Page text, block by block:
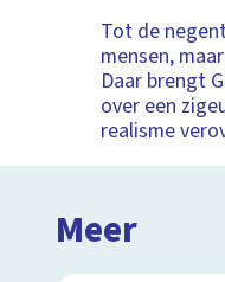
Tot de
mensen,
Daar brengt
over een
realisme
Meer